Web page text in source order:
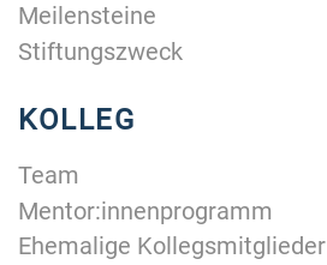
Meilensteine
Stiftungszweck
KOLLEG
Team
Mentor:innenprogramm
Ehemalige Kollegsmitglieder